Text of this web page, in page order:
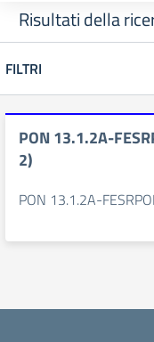
Risultati della
FILTRI
PON 13.1.2A-
2)
PON 13.1.2A-